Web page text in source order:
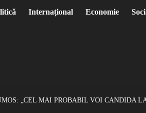
Internațional Economie
„CEL MAI PROBABIL VOI CANDIDA